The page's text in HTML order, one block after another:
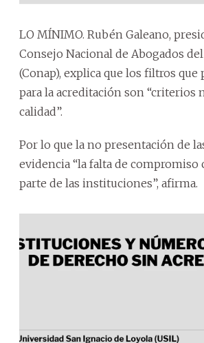
LO MÍNIMO. Rubén Galeano,
Consejo Nacional de Abogados
(Conap), explica que los filtros que
para la acreditación son “criterios
calidad”.
Por lo que la no presentación de
evidencia “la falta de compromiso
parte de las instituciones”, afirma.